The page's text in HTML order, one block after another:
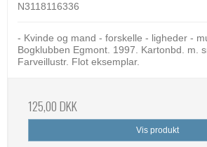
N3118116336
- Kvinde og mand - forskelle - ligheder -
Bogklubben Egmont. 1997. Kartonbd. m.
Farveillustr. Flot eksemplar.
125,00 DKK
Vis produkt